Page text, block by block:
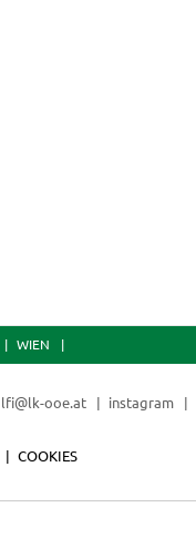
WIEN
lfi@lk-ooe.at instagram
COOKIES